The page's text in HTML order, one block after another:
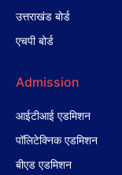
उत्तराखंड बोर्ड
एचपी बोर्ड
Admission
आईटीआई एडमिशन
पॉलिटेक्निक एडमिशन
बीएड एडमिशन